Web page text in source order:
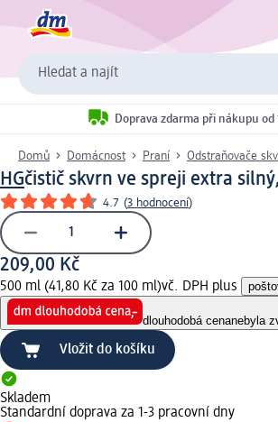
Hledat a najít
Doprava zdarma při nákupu od
Domů Domácnost Praní Odstraňovače
HGčistič skvrn ve spreji extra
4.7 (3 hodnocení)
209,00 Kč
500 ml (41,80 Kč za 100 ml)vč. DPH plus
dlouhodobá cenanebyla
Vložit do košíku
Skladem
Standardní doprava za 1-3 pracovní dny